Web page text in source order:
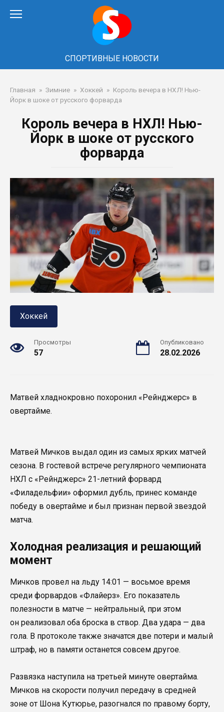
СПОРТИВНЫЕ НОВОСТИ
Главная » Зимние » Хоккей » Король вечера в НХЛ! Нью-
Йорк в шоке от русского форварда
Король вечера в НХЛ! Нью-
Йорк в шоке от русского
форварда
Хоккей
Просмотры
57
Опубликовано
28.02.2026
Матвей хладнокровно похоронил «Рейнджерс» в
овертайме.
Матвей Мичков выдал один из самых ярких матчей
сезона. В гостевой встрече регулярного чемпионата
НХЛ с «Рейнджерс» 21-летний форвард
«Филадельфии» оформил дубль, принес команде
победу в овертайме и был признан первой звездой
матча.
Холодная реализация и решающий
момент
Мичков провел на льду 14:01 — восьмое время
среди форвардов «Флайерз». Его показатель
полезности в матче — нейтральный, при этом
он реализовал оба броска в створ. Два удара — два
гола. В протоколе также значатся две потери и малый
штраф, но в памяти останется совсем другое.
Развязка наступила на третьей минуте овертайма.
Мичков на скорости получил передачу в средней
зоне от Шона Кутюрье, разогнался по правому борту,